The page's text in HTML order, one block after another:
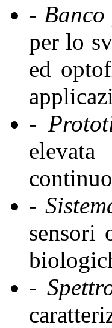
-
per lo
ed
-
-
sensori
-